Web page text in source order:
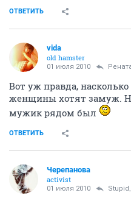
ОТВЕТИТЬ
vida
old hamster
01 июля 2010
Вот уж правда,
женщины хотят замуж.
мужик рядом был
ОТВЕТИТЬ
Черепанова
activist
01 июля 2010